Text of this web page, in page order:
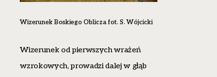
Wizerunek Boskiego Obliczafot. S. Wójcicki
Wizerunek od pierwszych wrażeń
wzrokowych, prowadzi dalej w głąb